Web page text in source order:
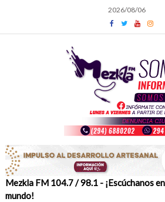
content
2026/08/06
Mezkla FM 104.7 / 98.1 - ¡Escúchanos
mundo!